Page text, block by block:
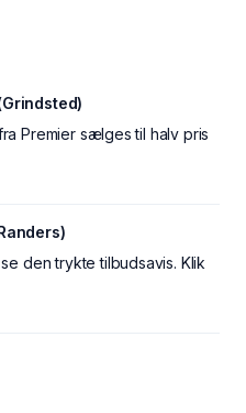
Premier sælges til halv pris
den trykte tilbudsavis. Klik